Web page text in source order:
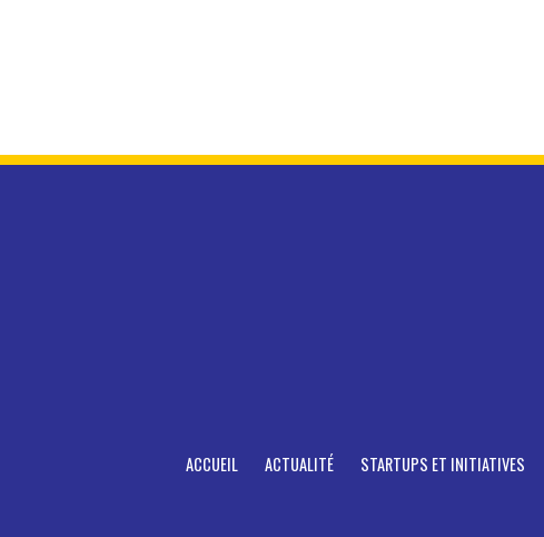
ACCUEIL ACTUALITÉ STARTUPS ET INITIATIVES